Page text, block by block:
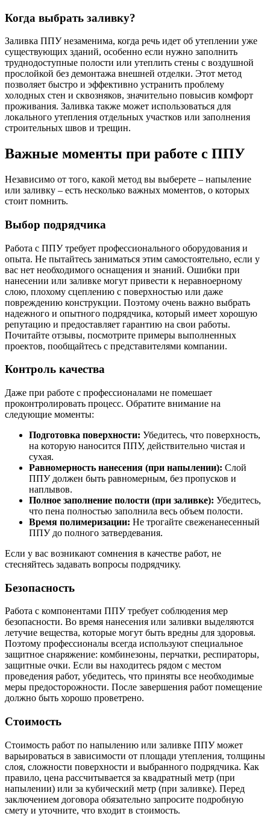
Когда выбрать заливку?
Заливка ППУ незаменима, когда речь идет об утеплении уже
существующих зданий, особенно если нужно заполнить
труднодоступные полости или утеплить стены с воздушной
прослойкой без демонтажа внешней отделки. Этот метод
позволяет быстро и эффективно устранить проблему
холодных стен и сквозняков, значительно повысив комфорт
проживания. Заливка также может использоваться для
локального утепления отдельных участков или заполнения
строительных швов и трещин.
Важные моменты при работе с ППУ
Независимо от того, какой метод вы выберете – напыление
или заливку – есть несколько важных моментов, о которых
стоит помнить.
Выбор подрядчика
Работа с ППУ требует профессионального оборудования и
опыта. Не пытайтесь заниматься этим самостоятельно, если у
вас нет необходимого оснащения и знаний. Ошибки при
нанесении или заливке могут привести к неравноерному
слою, плохому сцеплению с поверхностью или даже
повреждению конструкции. Поэтому очень важно выбрать
надежного и опытного подрядчика, который имеет хорошую
репутацию и предоставляет гарантию на свои работы.
Почитайте отзывы, посмотрите примеры выполненных
проектов, пообщайтесь с представителями компании.
Контроль качества
Даже при работе с профессионалами не помешает
проконтролировать процесс. Обратите внимание на
следующие моменты:
Подготовка поверхности: Убедитесь, что поверхность,
на которую наносится ППУ, действительно чистая и
сухая.
Равномерность нанесения (при напылении): Слой
ППУ должен быть равномерным, без пропусков и
наплывов.
Полное заполнение полости (при заливке): Убедитесь,
что пена полностью заполнила весь объем полости.
Время полимеризации: Не трогайте свеженанесенный
ППУ до полного затвердевания.
Если у вас возникают сомнения в качестве работ, не
стесняйтесь задавать вопросы подрядчику.
Безопасность
Работа с компонентами ППУ требует соблюдения мер
безопасности. Во время нанесения или заливки выделяются
летучие вещества, которые могут быть вредны для здоровья.
Поэтому профессионалы всегда используют специальное
защитное снаряжение: комбинезоны, перчатки, респираторы,
защитные очки. Если вы находитесь рядом с местом
проведения работ, убедитесь, что приняты все необходимые
меры предосторожности. После завершения работ помещение
должно быть хорошо проветрено.
Стоимость
Стоимость работ по напылению или заливке ППУ может
варьироваться в зависимости от площади утепления, толщины
слоя, сложности поверхности и выбранного подрядчика. Как
правило, цена рассчитывается за квадратный метр (при
напылении) или за кубический метр (при заливке). Перед
заключением договора обязательно запросите подробную
смету и уточните, что входит в стоимость.